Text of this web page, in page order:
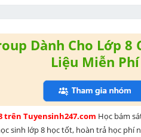
Dành Cho Lớp 8
Liệu Miễn Phí
trên Tuyensinh247.com Học bám
sinh lớp 8 học tốt, hoàn trả học phí